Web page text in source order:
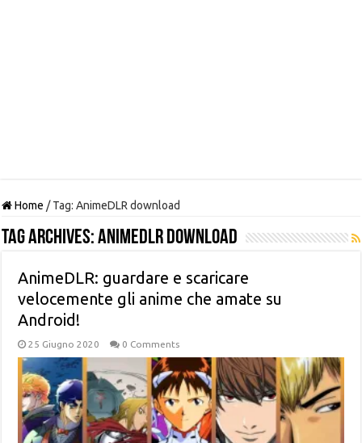
Home / Tag:AnimeDLR download
Tag Archives:AnimeDLR download
AnimeDLR: guardare e scaricare
velocemente gli anime che amate su
Android!
25 Giugno 2020 0 Comments